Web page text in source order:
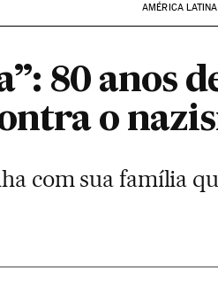
AMÉRICA LATINA
80 anos
o
com sua família